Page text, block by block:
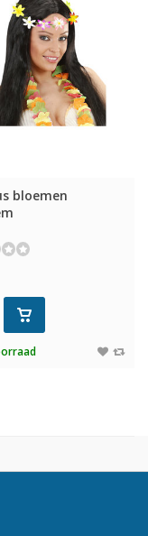
bloemen